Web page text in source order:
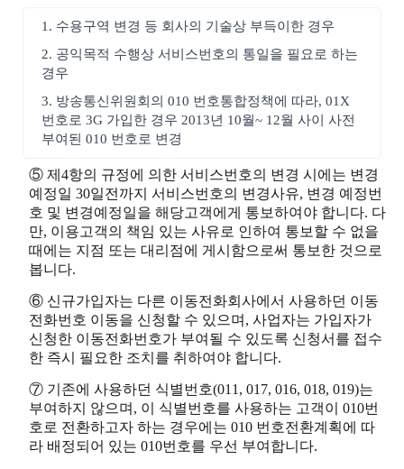
1. 수용구역 변경 등 회사의 기술상 부득이한 경우
2. 공익목적 수행상 서비스번호의 통일을 필요로 하는
경우
3. 방송통신위원회의 010 번호통합정책에 따라, 01X
번호로 3G 가입한 경우 2013년 10월~ 12월 사이 사전
부여된 010 번호로 변경
⑤ 제4항의 규정에 의한 서비스번호의 변경 시에는 변경
예정일 30일전까지 서비스번호의 변경사유, 변경 예정번
호 및 변경예정일을 해당고객에게 통보하여야 합니다. 다
만, 이용고객의 책임 있는 사유로 인하여 통보할 수 없을
때에는 지점 또는 대리점에 게시함으로써 통보한 것으로
봅니다.
⑥ 신규가입자는 다른 이동전화회사에서 사용하던 이동
전화번호 이동을 신청할 수 있으며, 사업자는 가입자가
신청한 이동전화번호가 부여될 수 있도록 신청서를 접수
한 즉시 필요한 조치를 취하여야 합니다.
⑦ 기존에 사용하던 식별번호(011, 017, 016, 018, 019)는
부여하지 않으며, 이 식별번호를 사용하는 고객이 010번
호로 전환하고자 하는 경우에는 010 번호전환계획에 따
라 배정되어 있는 010번호를 우선 부여합니다.